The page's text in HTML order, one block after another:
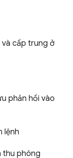
cấp trung ở
phản hồi vào
lệnh
thu phóng